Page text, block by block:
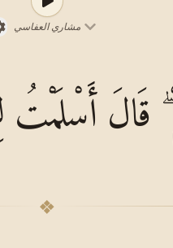
مشاري العفاسي
قَالَ أَسْلَمْتُ
❖